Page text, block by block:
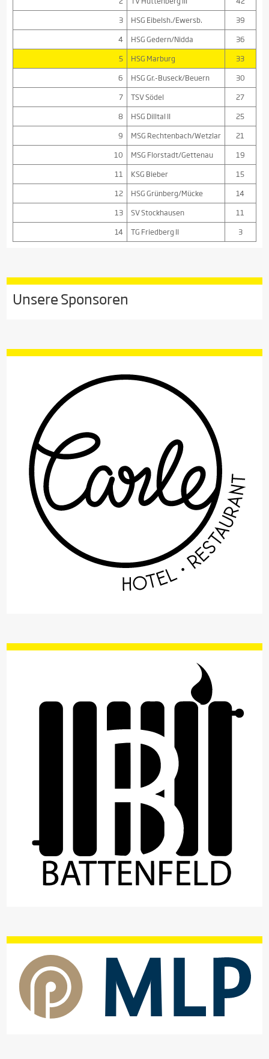
3
HSG Eibelsh./Ewersb.
39
4
HSG Gedern/Nidda
36
5
HSG Marburg
33
6
HSG Gr.-Buseck/Beuern
30
7
TSV Södel
27
8
HSG Dilltal II
25
9
MSG Rechtenbach/Wetzlar
21
10
MSG Florstadt/Gettenau
19
11
KSG Bieber
15
12
HSG Grünberg/Mücke
14
13
SV Stockhausen
11
14
TG Friedberg II 3
Unsere Sponsoren